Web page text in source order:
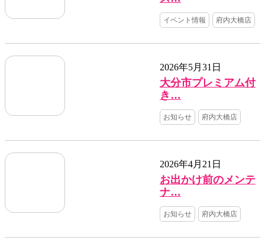
イベント情報 府内大橋店
2026年5月31日
大分市プレミアム付
き…
お知らせ 府内大橋店
2026年4月21日
お出かけ前のメンテ
ナ…
お知らせ 府内大橋店